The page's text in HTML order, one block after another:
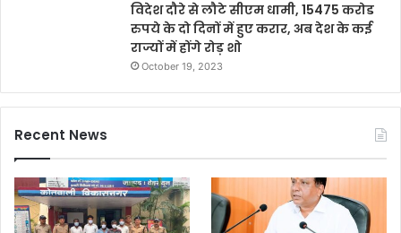
विदेश दौरे से लौटे सीएम धामी, 15475 करोड
रुपये के दो दिनों में हुए करार, अब देश के कई
राज्यों में होंगे रोड़ शो
October 19, 2023
Recent News